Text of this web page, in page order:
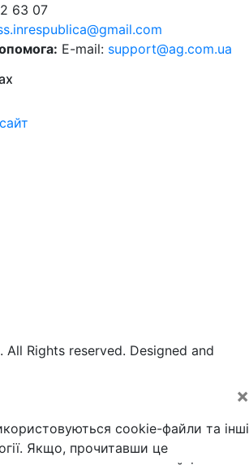
63 07
E-mail: support@ag.com.ua
Rights reserved. Designed and
×
cookie-файли та інші
Якщо, прочитавши це